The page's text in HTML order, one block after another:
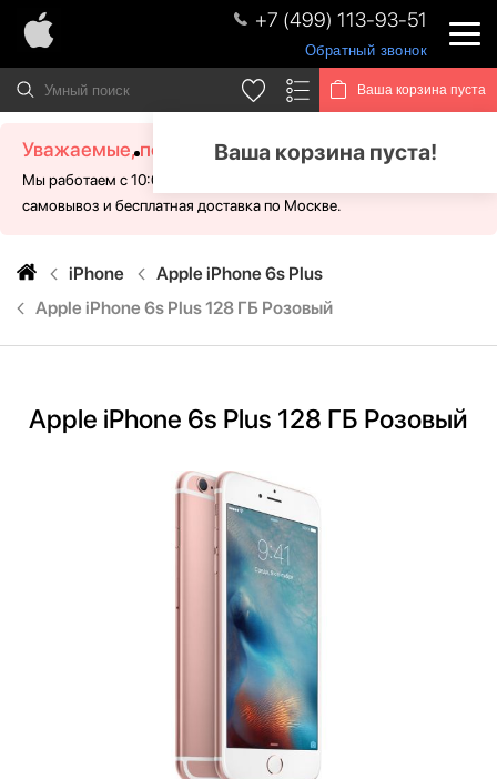
+7 (499) 113-93-51
Обратный звонок
Ваша корзина пуста
Ваша корзина пуста!
Уважаемые, посетители!
Мы работаем с 10:00 - 21:00 без выходных. Для Вас доступен
самовывоз и бесплатная доставка по Москве.
iPhone
Apple iPhone 6s Plus
Apple iPhone 6s Plus 128 ГБ Розовый
Apple iPhone 6s Plus 128 ГБ Розовый